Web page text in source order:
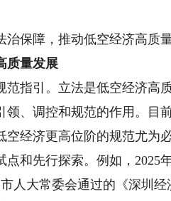
保障，推动低空经济高质量
质量发展
指引。立法是低空经济高
、调控和规范的作用。目
经济更高位阶的规范尤为
和先行探索。例如，2025
人大常委会通过的《深圳经